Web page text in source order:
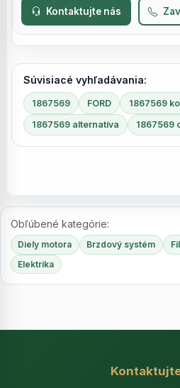
Kontaktujte nás
Súvisiacé vyhľadávania:
1867569 FORD 1867569
1867569 alternatíva 1867569
Obľúbené kategórie:
Diely motora Brzdový systém
Elektrika